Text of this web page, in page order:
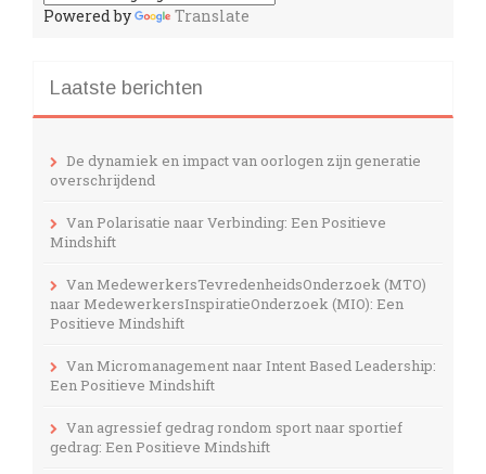
Powered by Translate
Laatste berichten
De dynamiek en impact van oorlogen zijn generatie
overschrijdend
Van Polarisatie naar Verbinding: Een Positieve
Mindshift
Van MedewerkersTevredenheidsOnderzoek (MTO)
naar MedewerkersInspiratieOnderzoek (MIO): Een
Positieve Mindshift
Van Micromanagement naar Intent Based Leadership:
Een Positieve Mindshift
Van agressief gedrag rondom sport naar sportief
gedrag: Een Positieve Mindshift